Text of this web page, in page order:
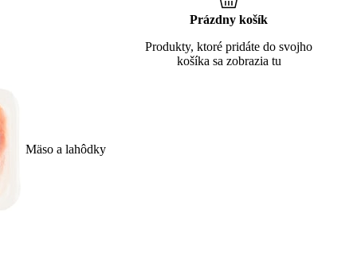
Mäso a lahôdky
Prázdny košík
Produkty, ktoré pridáte do svojho
košíka sa zobrazia tu